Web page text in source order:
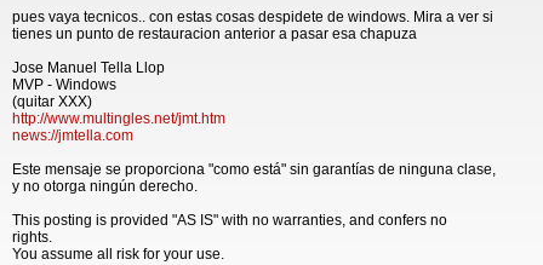
pues vaya tecnicos.. con estas cosas despidete de windows. Mira a ver si
tienes un punto de restauracion anterior a pasar esa chapuza
Jose Manuel Tella Llop
MVP - Windows
(quitar XXX)
http://www.multingles.net/jmt.htm
news://jmtella.com
Este mensaje se proporciona "como está" sin garantías de ninguna clase,
y no otorga ningún derecho.
This posting is provided "AS IS" with no warranties, and confers no
rights.
You assume all risk for your use.